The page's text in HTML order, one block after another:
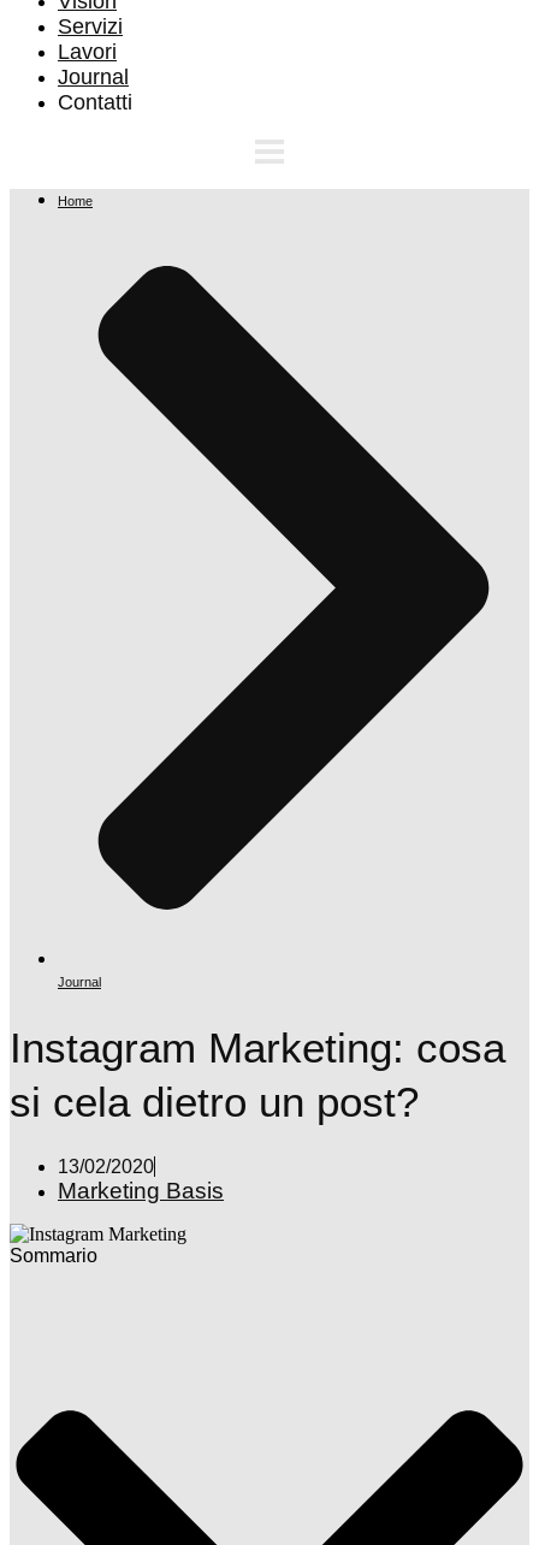
Servizi
Lavori
Journal
Contatti
Home
Journal
Instagram Marketing: cosa
si cela dietro un post?
13/02/2020
Marketing Basis
Sommario